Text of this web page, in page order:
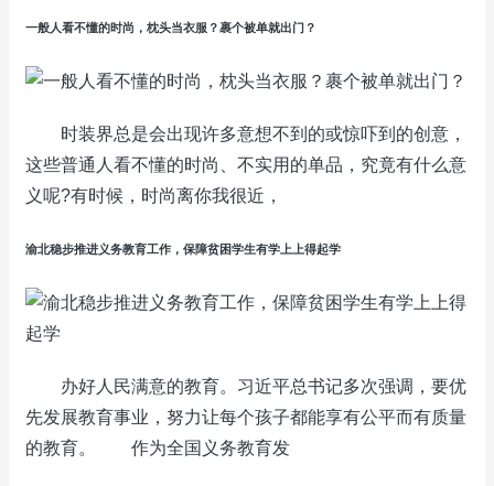
一般人看不懂的时尚，枕头当衣服？裹个被单就出门？
时装界总是会出现许多意想不到的或惊吓到的创意，
这些普通人看不懂的时尚、不实用的单品，究竟有什么意
义呢?有时候，时尚离你我很近，
渝北稳步推进义务教育工作，保障贫困学生有学上上得起学
办好人民满意的教育。习近平总书记多次强调，要优
先发展教育事业，努力让每个孩子都能享有公平而有质量
的教育。 作为全国义务教育发